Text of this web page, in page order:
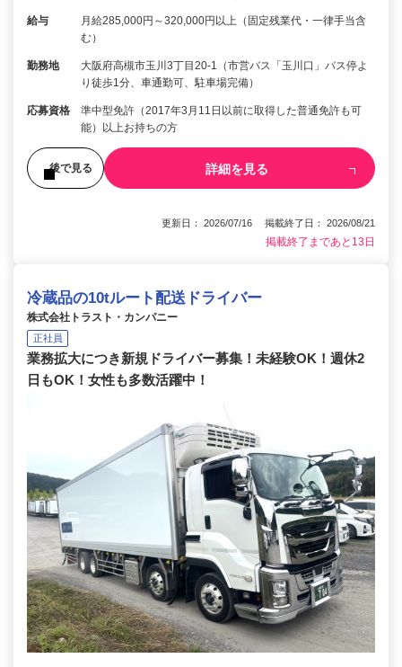
給与
月給285,000円～320,000円以上（固定残業代・一律手当含
む）
勤務地
大阪府高槻市玉川3丁目20-1（市営バス「玉川口」バス停よ
り徒歩1分、車通勤可、駐車場完備）
応募資格
準中型免許（2017年3月11日以前に取得した普通免許も可
能）以上お持ちの方
後で見る 詳細を見る
更新日： 2026/07/16 掲載終了日： 2026/08/21
掲載終了まであと13日
冷蔵品の10tルート配送ドライバー
株式会社トラスト・カンパニー
正社員
業務拡大につき新規ドライバー募集！未経験OK！週休2
日もOK！女性も多数活躍中！